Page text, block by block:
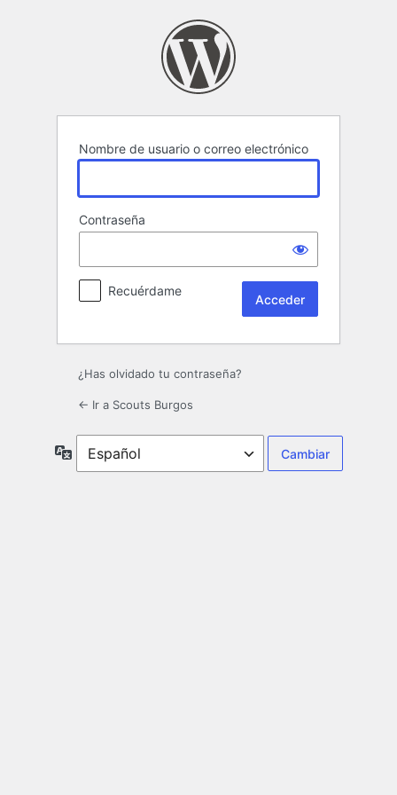
Nombre de usuario o correo electrónico
Contraseña
Recuérdame
¿Has olvidado tu contraseña?
← Ir a Scouts Burgos
Idioma